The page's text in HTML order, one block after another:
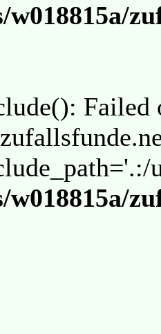
w018815a/
Failed
w018815a/